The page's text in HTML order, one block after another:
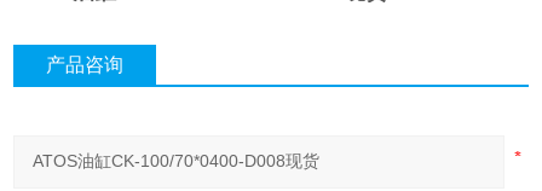
产品咨询